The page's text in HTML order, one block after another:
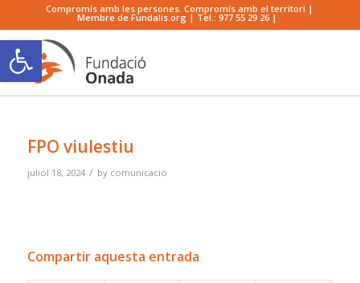
Compromís amb les persones. Compromís amb el territori |
Membre de Fundalis.org | Tel.:977 55 29 26 |
FPO viulestiu
juliol 18, 2024 / by comunicacio
Compartir aquesta entrada
Obre la barra d'eines